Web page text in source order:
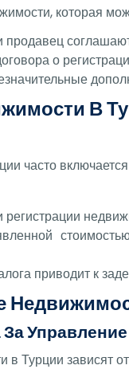
которая
продавец
о
В
часто
приводит к
Турции зависят